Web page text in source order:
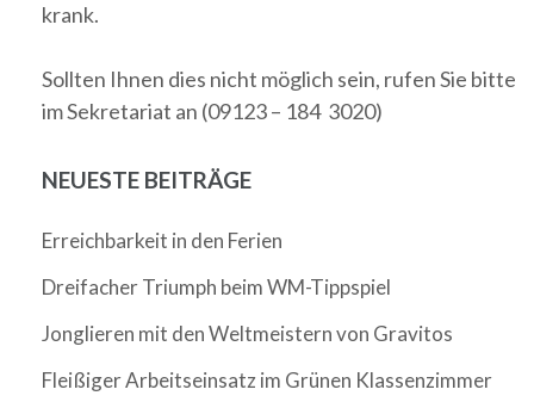
krank.
Sollten Ihnen dies nicht möglich sein, rufen Sie bitte
im Sekretariat an (09123 – 184 3020)
NEUESTE BEITRÄGE
Erreichbarkeit in den Ferien
Dreifacher Triumph beim WM-Tippspiel
Jonglieren mit den Weltmeistern von Gravitos
Fleißiger Arbeitseinsatz im Grünen Klassenzimmer